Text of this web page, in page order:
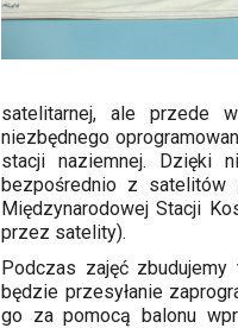
satelitarnej, ale przede
niezbędnego
stacji naziemnej. Dzięki
bezpośrednio z satelitów
Międzynarodowej Stacji
przez satelity).
Podczas zajęć
będzie przesyłanie
go za pomocą balonu